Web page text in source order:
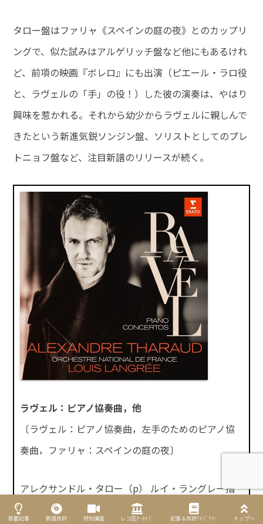
タロー盤はファリャ《スペインの庭の夜》とのカップリ
ングで、似た試みはアルゲリッチ盤など他にもあるけれ
ど、前項の映画『ボレロ』にも出演（ピエール・ラロ役
と、ラヴェルの「手」の役！）した彼の演奏は、やはり
興味を惹かれる。それから幼少からラヴェルに親しんで
きたという新進気鋭ソンジン盤、ソリストとしてのプレ
トニョフ盤など、注目新譜のリリースが続く。
ラヴェル：ピアノ協奏曲，他
〔ラヴェル：ピアノ協奏曲，左手のためのピアノ協
奏曲，ファリャ：スペインの庭の夜〕
アレクサンドル・タロー（p） ルイ・ラングレー指
揮フランス国立o.
新着記事 新譜月評 特別講座 レコ芸ｱｰｶｲﾌﾞ 記事＆月評ﾗｲﾌﾞﾗﾘｰ トップへ